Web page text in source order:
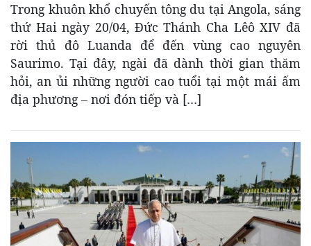
Trong khuôn khổ chuyến tông du tại Angola, sáng
thứ Hai ngày 20/04, Đức Thánh Cha Lêô XIV đã
rời thủ đô Luanda để đến vùng cao nguyên
Saurimo. Tại đây, ngài đã dành thời gian thăm
hỏi, an ủi những người cao tuổi tại một mái ấm
địa phương – nơi đón tiếp và […]